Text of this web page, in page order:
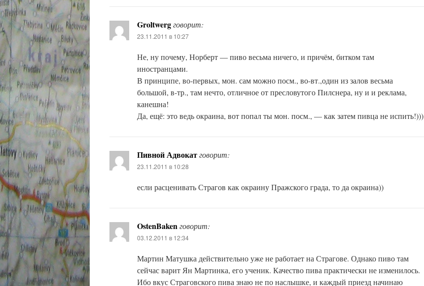
Groltwergговорит:
23.11.2011 в 10:27
Не, ну почему, Норберт — пиво весьма ничего, и причём, битком там
иностранцами.
В принципе, во-первых, мон. сам можно посм., во-вт.,один из залов весьма
большой, в-тр., там нечто, отличное от пресловутого Пилснера, ну и и реклама,
канешна!
Да, ещё: это ведь окраина, вот попал ты мон. посм., — как затем пивца не испить!)))
Пивной Адвокатговорит:
23.11.2011 в 10:28
если расценивать Страгов как окраину Пражского града, то да окраина))
OstenBakenговорит:
03.12.2011 в 12:34
Мартин Матушка действительно уже не работает на Страгове. Однако пиво там
сейчас варит Ян Мартинка, его ученик. Качество пива практически не изменилось.
Ибо вкус Страговского пива знаю не по наслышке, и каждый приезд начинаю